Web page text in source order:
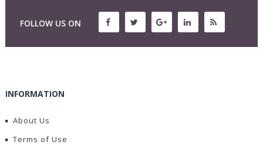
FOLLOW US ON
INFORMATION
About Us
Terms of Use